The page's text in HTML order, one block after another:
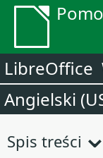
LibreOffice
Angielski
Spis treści